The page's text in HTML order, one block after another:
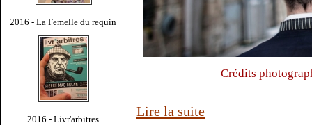
2016 - La Femelle du requin
2016 - Livr'arbitres
Crédits
Lire la suite